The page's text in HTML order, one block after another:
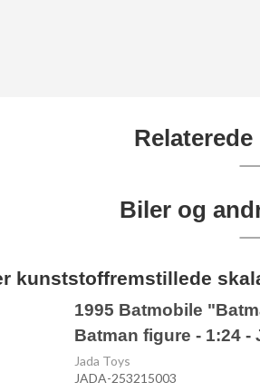
Biler og
kunststoffremstillede
1995 Batmobile
Batman figure - 1:24 -
Jada Toys
JADA-253215003